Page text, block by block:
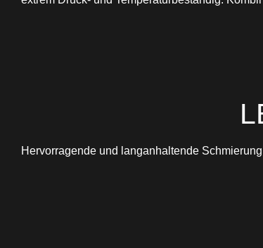
Hervorragende und langanhaltende